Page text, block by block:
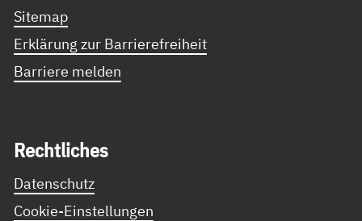
Sitemap
Erklärung zur Barrierefreiheit
Barriere melden
Recht­li­ches
Datenschutz
Cookie-Einstellungen